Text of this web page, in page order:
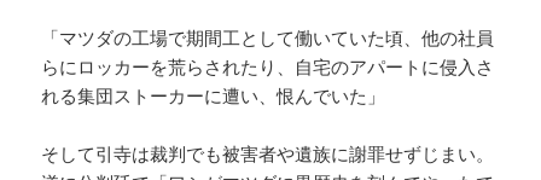
「マツダの工場で期間工として働いていた頃、他の社員
らにロッカーを荒らされたり、自宅のアパートに侵入さ
れる集団ストーカーに遭い、恨んでいた」
そして引寺は裁判でも被害者や遺族に謝罪せずじまい。